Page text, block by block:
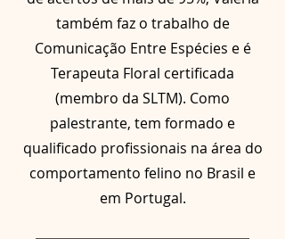
também faz o trabalho de
Comunicação Entre Espécies e é
Terapeuta Floral certificada
(membro da SLTM). Como
palestrante, tem formado e
qualificado profissionais na área do
comportamento felino no Brasil e
em Portugal.